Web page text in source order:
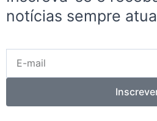
notícias sempre
mail